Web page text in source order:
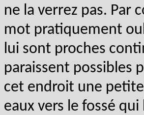
ne la verrez pas. Par
mot pratiquement
lui sont proches
paraissent possibles
cet endroit une
eaux vers le fossé